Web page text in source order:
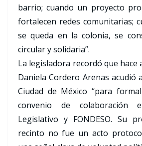
barrio; cuando un proyecto
fortalecen redes comunitarias;
se queda en la colonia, se
circular y solidaria”.
La legisladora recordó que hace
Daniela Cordero Arenas acudió
Ciudad de México “para
convenio de colaboración
Legislativo y FONDESO. Su
recinto no fue un acto